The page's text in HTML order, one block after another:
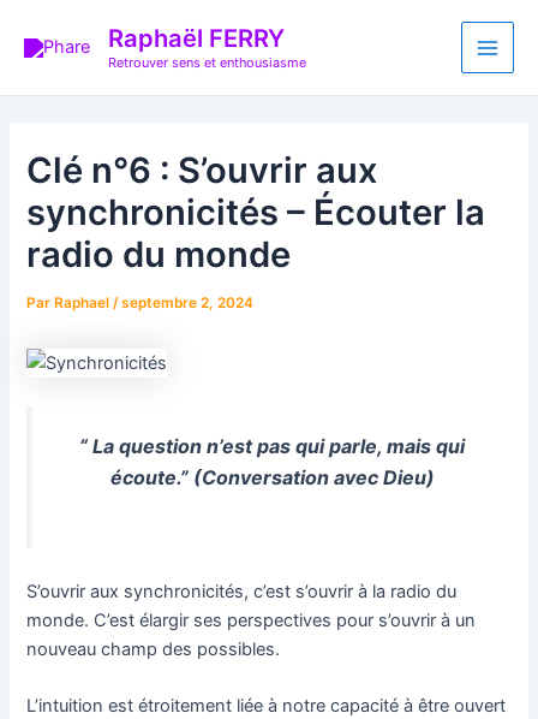
Raphaël FERRY
Retrouver sens et enthousiasme
Main
Clé n°6 : S’ouvrir aux
synchronicités – Écouter la
radio du monde
ParRaphael /septembre 2, 2024
“ La question n’est pas qui parle, mais qui
écoute.” (Conversation avec Dieu)
S’ouvrir aux synchronicités, c’est s’ouvrir à la radio du
monde. C’est élargir ses perspectives pour s’ouvrir à un
nouveau champ des possibles.
L’intuition est étroitement liée à notre capacité à être ouvert
des